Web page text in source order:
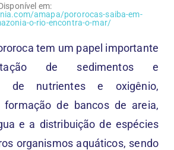
em:
amapa/pororocas-saiba-em-
o-rio-encontra-o-mar/
tem um papel importante
de sedimentos e
de nutrientes e oxigênio,
formação de bancos de areia,
e a distribuição de espécies
organismos aquáticos, sendo